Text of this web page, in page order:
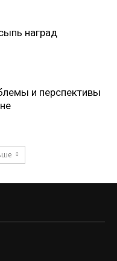
наград
и перспективы